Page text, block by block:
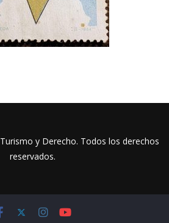
y Derecho. Todos los derechos
reservados.